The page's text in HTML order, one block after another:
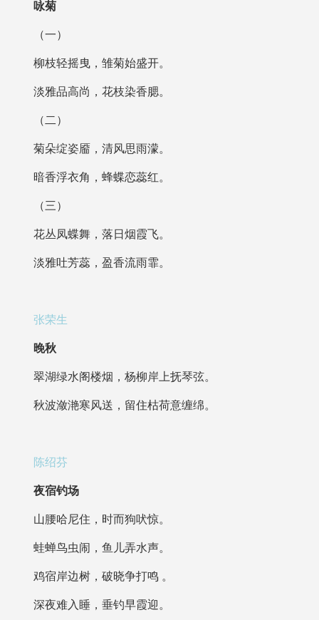
咏菊
（一）
柳枝轻摇曳，雏菊始盛开。
淡雅品高尚，花枝染香腮。
（二）
菊朵绽姿靥，清风思雨濛。
暗香浮衣角，蜂蝶恋蕊红。
（三）
花丛凤蝶舞，落日烟霞飞。
淡雅吐芳蕊，盈香流雨霏。
张荣生
晚秋
翠湖绿水阁楼烟，杨柳岸上抚琴弦。
秋波潋滟寒风送，留住枯荷意缠绵。
陈绍芬
夜宿钓场
山腰哈尼住，时而狗吠惊。
蛙蝉鸟虫闹，鱼儿弄水声。
鸡宿岸边树，破晓争打鸣 。
深夜难入睡，垂钓早霞迎。